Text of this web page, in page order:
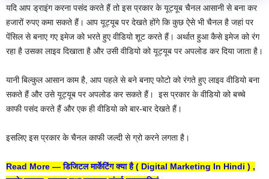
यदि आप ड्राइंग करना पसंद करते हैं तो इस प्रकार के यूट्यूब चैनल आसानी से बना कर
हजारों रुपए कमा सकते हैं। आप यूट्यूब पर देखते होंगे कि कुछ ऐसे भी चैनल है जहां पर
पेंसिल से बनाए गए इमेज को भरते हुए वीडियो शूट करते हैं। अर्थात हुआ कैसे इमेज को रंग
रहा है उसका लाइव दिखाता है और उसी वीडियो को यूट्यूब पर अपलोड कर दिया जाता है।
यानी बिल्कुल आसान काम है, आप पहले से बने बनाए फोटो को रंगते हुए लाइव वीडियो बना
सकते हैं और उसे यूट्यूब पर अपलोड कर सकते हैं। ‌ इस प्रकार के वीडियो को बच्चे
काफी पसंद करते हैं और एक ही वीडियो को बार-बार देखते हैं।
इसलिए इस प्रकार के चैनल काफी जल्दी से ग्रो करने लगता है।
Read More —डिजिटल मार्केटिंग क्या है ( Digital Marketing In Hindi ) ,